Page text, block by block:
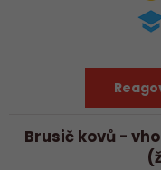
Brusič kovů -